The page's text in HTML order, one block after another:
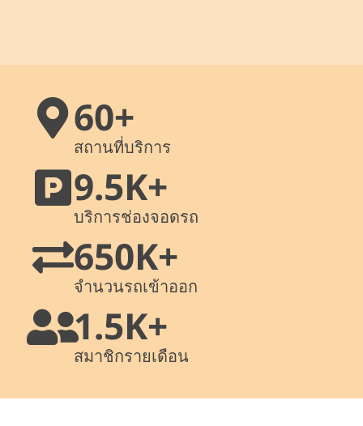
60+
สถานที่บริการ
9.5K+
บริการช่องจอดรถ
650K+
จำนวนรถเข้าออก
1.5K+
สมาชิกรายเดือน